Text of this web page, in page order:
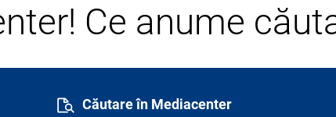
Ce anume
Căutare în Mediacenter